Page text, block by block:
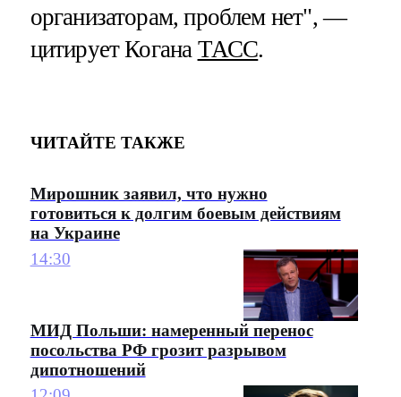
организаторам, проблем нет", —
цитирует Когана ТАСС.
ЧИТАЙТЕ ТАКЖЕ
Мирошник заявил, что нужно
готовиться к долгим боевым действиям
на Украине
14:30
МИД Польши: намеренный перенос
посольства РФ грозит разрывом
дипотношений